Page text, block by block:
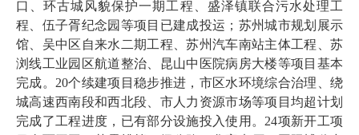
口、环古城风貌保护一期工程、盛泽镇联合污水处理工
程、伍子胥纪念园等项目已建成投运；苏州城市规划展示
馆、吴中区自来水二期工程、苏州汽车南站主体工程、苏
浏线工业园区航道整治、昆山中医院病房大楼等项目基本
完成。20个续建项目稳步推进，市区水环境综合治理、绕
城高速西南段和西北段、市人力资源市场等项目均超计划
完成了工程进度，已有部分设施投入使用。24项新开工项